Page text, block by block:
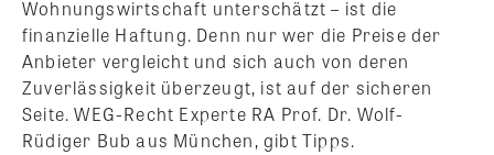
Wohnungswirtschaft unterschätzt – ist die
finanzielle Haftung. Denn nur wer die Preise der
Anbieter vergleicht und sich auch von deren
Zuverlässigkeit überzeugt, ist auf der sicheren
Seite. WEG-Recht Experte RA Prof. Dr. Wolf-
Rüdiger Bub aus München, gibt Tipps.